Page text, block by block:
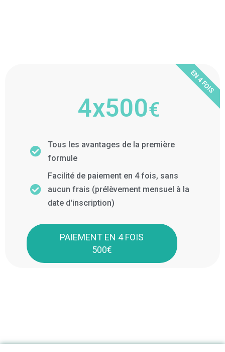
EN 4 FOIS
4x500€
Tous les avantages de la première
formule
Facilité de paiement en 4 fois, sans
aucun frais (prélèvement mensuel à la
date d'inscription)
PAIEMENT EN 4 FOIS
500€